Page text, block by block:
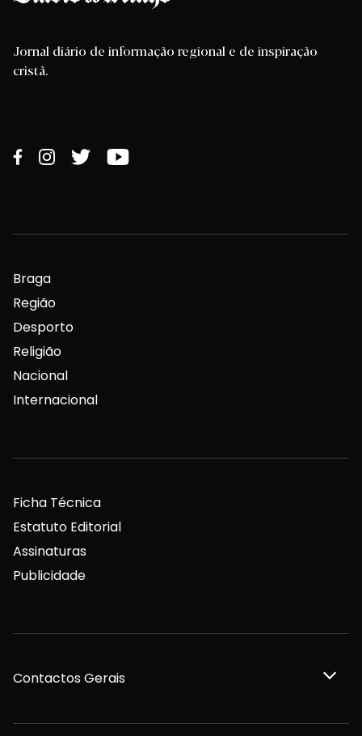
Jornal diário de informação regional e de inspiração
cristã.
Braga
Região
Desporto
Religião
Nacional
Internacional
Ficha Técnica
Estatuto Editorial
Assinaturas
Publicidade
Contactos Gerais